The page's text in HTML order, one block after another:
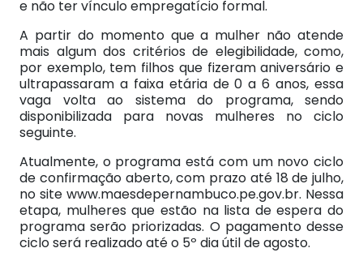
e não ter vínculo empregatício formal.
A partir do momento que a mulher não atende
mais algum dos critérios de elegibilidade, como,
por exemplo, tem filhos que fizeram aniversário e
ultrapassaram a faixa etária de 0 a 6 anos, essa
vaga volta ao sistema do programa, sendo
disponibilizada para novas mulheres no ciclo
seguinte.
Atualmente, o programa está com um novo ciclo
de confirmação aberto, com prazo até 18 de julho,
no site www.maesdepernambuco.pe.gov.br. Nessa
etapa, mulheres que estão na lista de espera do
programa serão priorizadas. O pagamento desse
ciclo será realizado até o 5º dia útil de agosto.